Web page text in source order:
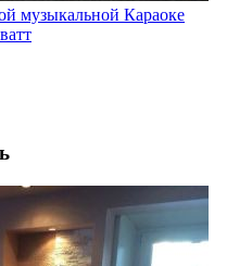
музыкальной Караоке